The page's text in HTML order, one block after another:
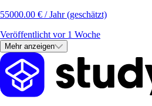
55000.00 € / Jahr (geschätzt)
Veröffentlicht vor 1 Woche
Mehr anzeigen